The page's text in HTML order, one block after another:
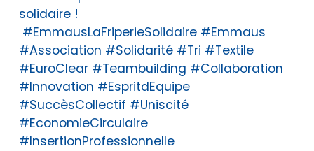
solidaire !
#EmmausLaFriperieSolidaire #Emmaus
#Association #Solidarité #Tri #Textile
#EuroClear #Teambuilding #Collaboration
#Innovation #EspritdEquipe
#SuccèsCollectif #Uniscité
#EconomieCirculaire
#InsertionProfessionnelle